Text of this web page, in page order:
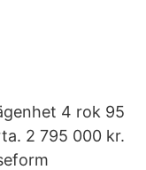
4 rok 95
2 795 000 kr.